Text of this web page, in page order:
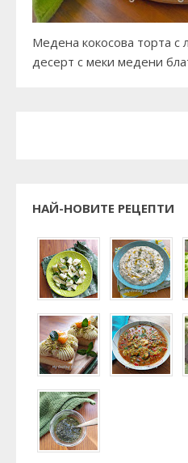
Медена кокосова торта
десерт с меки медени
НАЙ-НОВИТЕ РЕЦЕПТИ